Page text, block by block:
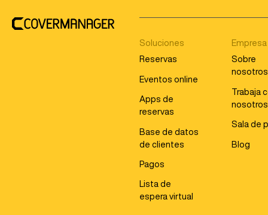
Soluciones
Reservas
Eventos online
Apps de
reservas
Base de datos
de clientes
Pagos
Lista de
espera virtual
Empresa
Sobre
nosotros
Trabaja
nosotros
Sala de
Blog